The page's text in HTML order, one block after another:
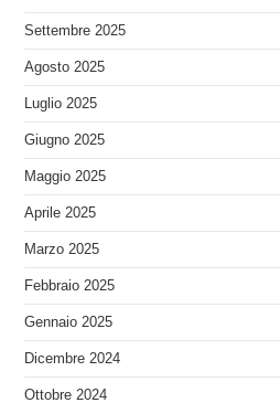
Settembre 2025
Agosto 2025
Luglio 2025
Giugno 2025
Maggio 2025
Aprile 2025
Marzo 2025
Febbraio 2025
Gennaio 2025
Dicembre 2024
Ottobre 2024